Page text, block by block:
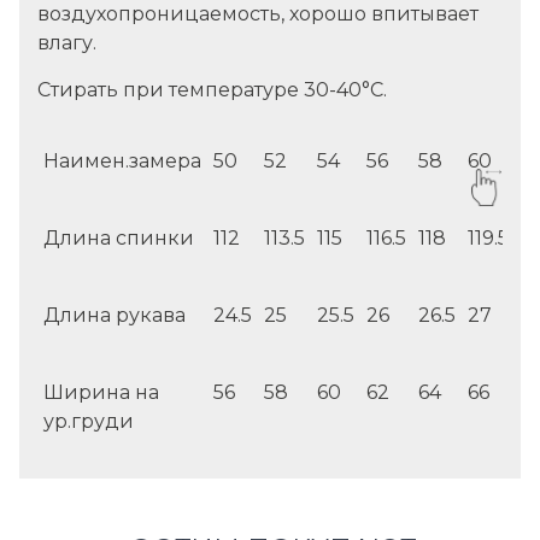
воздухопроницаемость, хорошо впитывает
влагу.
Стирать при температуре 30-40°C.
Наимен.замера 50 52 54 56 58 60
Длина спинки 112 113.5 115 116.5 118 119.5
Длина рукава 24.5 25 25.5 26 26.5 27
Ширина на
ур.груди
56 58 60 62 64 66